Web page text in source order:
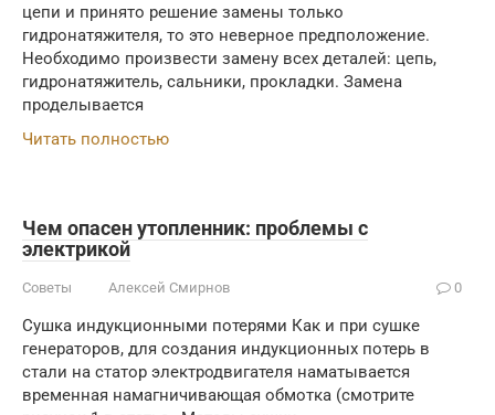
цепи и принято решение замены только
гидронатяжителя, то это неверное предположение.
Необходимо произвести замену всех деталей: цепь,
гидронатяжитель, сальники, прокладки. Замена
проделывается
Читать полностью
Чем опасен утопленник: проблемы с
электрикой
Советы Алексей Смирнов 0
Сушка индукционными потерями Как и при сушке
генераторов, для создания индукционных потерь в
стали на статор электродвигателя наматывается
временная намагничивающая обмотка (смотрите